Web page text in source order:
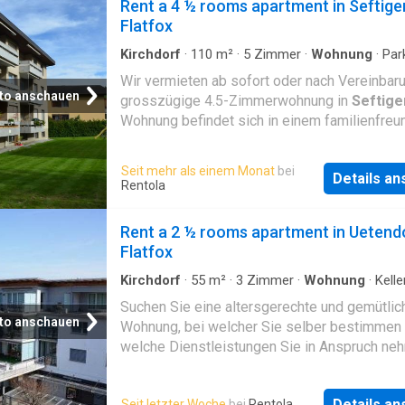
anschauen
Rent a 4 ½ rooms apartment in
Flatfox
Kirchdorf · 110 m² · 5 Zimmer · Wohnung ·
Wir vermieten ab sofort oder nach
grosszügige 4.5-Zimmerwohnung in
Wohnung befindet sich in einem
folgende Vorteile aus:, Parkettböden in
Zimmer, grosszügig und praktischer
abschliessbare Küche mit Geschirrspüler und
zusätzlichen Stauraum, Zur Wohnung gehört
Keller- und Estrichabteil. Eine
ein Trocknungsraum stehen zur Mitbenützung
Verfügung. Ein Aussenparkplatz kann für
CHF 30.00 dazu gemietet werden Der
nur in wenigen Minuten zu Fuss erreichbar
Ihr Interesse geweckt? Dann freuen wir uns
Seit mehr als einem Monat bei
Rentola
Details
anschauen
Rent a 2 ½ rooms apartment in
Flatfox
Kirchdorf · 55 m² · 3 Zimmer · Wohnung ·
Aufzug
Suchen Sie eine altersgerechte und
Wohnung, bei welcher Sie selber bestimmen
welche Dienstleistungen Sie in Anspruch
vermieten diese tolle Seniorenwohnung mit